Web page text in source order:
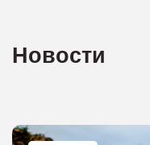
Новости